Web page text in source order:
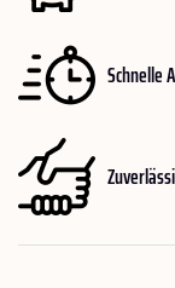
Schnelle